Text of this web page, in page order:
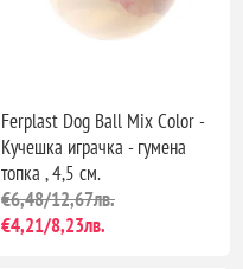
Ferplast Dog Ball Mix Color -
Кучешка играчка - гумена
топка , 4,5 см.
€6,48/12,67лв.
€4,21/8,23лв.